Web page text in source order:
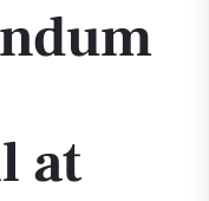
at